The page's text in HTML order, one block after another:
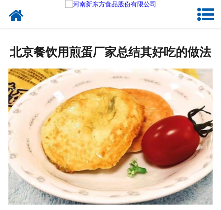
新闻资讯
关于新东方
加入新东方
联系我们
北京餐饮用煎蛋厂家总结其好吃的做法